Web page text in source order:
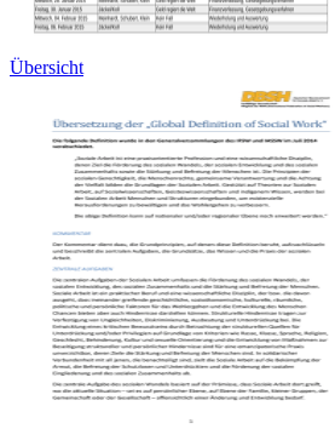
Übersicht